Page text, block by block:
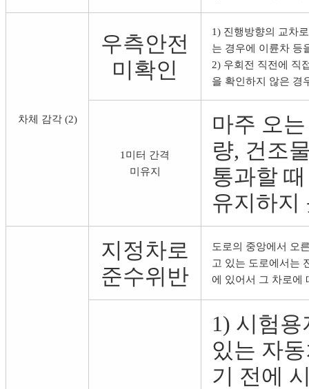
차체 감각 (2)
우측안전
미확인
1) 진행방향의 교차
는 경우에 이륜차 등
2) 우회전 직전에 직
을 확인하지 않은 경
1미터 간격
미유지
마주 오
량, 건조
통과할
유지하지
지정차로
준수위반
도로의 중앙에서 오
고 있는 도로에서는
에 있어서 그 차로에
1) 시험
있는 자
기 전에